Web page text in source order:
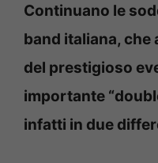
Continuano le
band italiana, che
del prestigioso
importante
infatti in due